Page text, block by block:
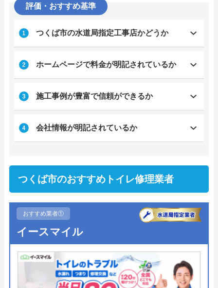
評価・おすすめ基準
つくば市の水道局指定工事店かどうか
ホームページで料金が明記されているか
施工事例が豊富で信頼ができるか
会社情報が明記されているか
つくば市のおすすめトイレ修理業者
おすすめ業者①
イースマイル